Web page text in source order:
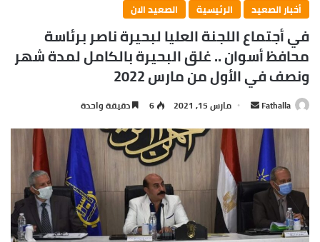
أخبار الصعيد
الرئيسية الصعيد الان
في أجتماع اللجنة العليا لبحيرة ناصر برئاسة
محافظ أسوان .. غلق البحيرة بالكامل لمدة شهر
ونصف في الأول من مارس 2022
Fathalla
أرسل
إلكترونيا
مارس 15, 2021 6 دقيقة واحدة